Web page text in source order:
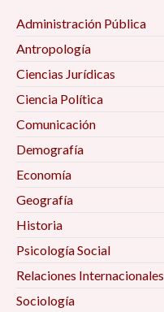
Administración Pública
Antropología
Ciencias Jurídicas
Ciencia Política
Comunicación
Demografía
Economía
Geografía
Historia
Psicología Social
Relaciones Internacionales
Sociología